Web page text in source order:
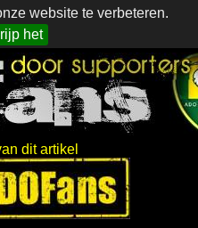
website te verbeteren.
het
dit artikel